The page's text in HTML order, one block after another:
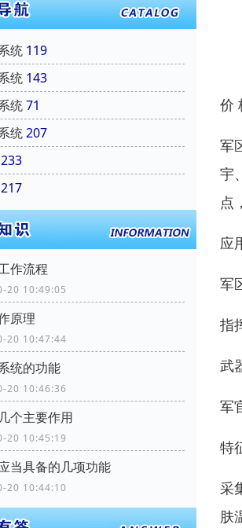
统 119
统 143
统71
统207
233
217
作流程
20 10:49:05
原理
20 10:47:44
统的功能
20 10:46:36
个主要作用
20 10:45:19
当具备的几项功能
20 10:44:10
价
军
宇
点
应
军
指
武
军
特
采
肤